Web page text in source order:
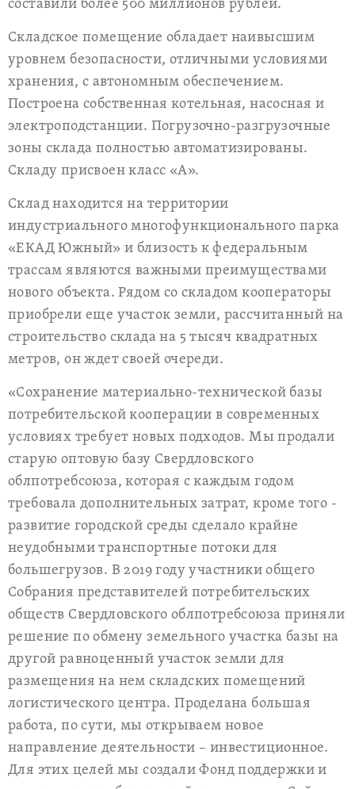
составили более 500 миллионов рублей.
Складское помещение обладает наивысшим
уровнем безопасности, отличными условиями
хранения, с автономным обеспечением.
Построена собственная котельная, насосная и
электроподстанции. Погрузочно-разгрузочные
зоны склада полностью автоматизированы.
Складу присвоен класс «А».
Склад находится на территории
индустриального многофункционального парка
«ЕКАД Южный» и близость к федеральным
трассам являются важными преимуществами
нового объекта. Рядом со складом кооператоры
приобрели еще участок земли, рассчитанный на
строительство склада на 5 тысяч квадратных
метров, он ждет своей очереди.
«Сохранение материально-технической базы
потребительской кооперации в современных
условиях требует новых подходов. Мы продали
старую оптовую базу Свердловского
облпотребсоюза, которая с каждым годом
требовала дополнительных затрат, кроме того -
развитие городской среды сделало крайне
неудобными транспортные потоки для
большегрузов. В 2019 году участники общего
Собрания представителей потребительских
обществ Свердловского облпотребсоюза приняли
решение по обмену земельного участка базы на
другой равноценный участок земли для
размещения на нем складских помещений
логистического центра. Проделана большая
работа, по сути, мы открываем новое
направление деятельности – инвестиционное.
Для этих целей мы создали Фонд поддержки и